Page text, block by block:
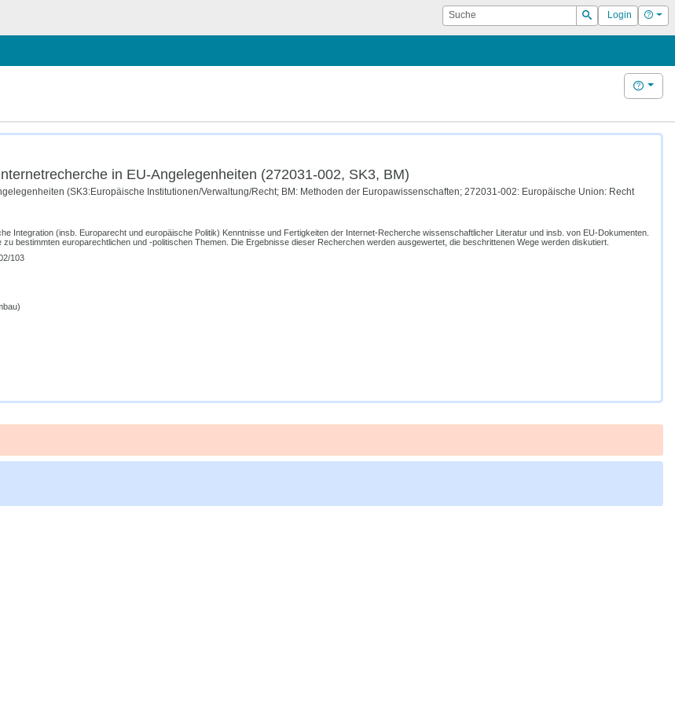
Suche
Suchen
Login Hilfe
Hilfe
in EU-Angelegenheiten (272031-002, SK3, BM)
(SK3:Europäische Institutionen/Verwaltung/Recht; BM: Methoden der Europawissenschaften; 272031-002: Europäische Union: Recht
Integration (insb. Europarecht und europäische Politik) Kenntnisse und Fertigkeiten der Internet-Recherche wissenschaftlicher Literatur und insb. von EU-Dokumenten.
bestimmten europarechtlichen und -politischen Themen. Die Ergebnisse dieser Recherchen werden ausgewertet, die beschrittenen Wege werden diskutiert.
103